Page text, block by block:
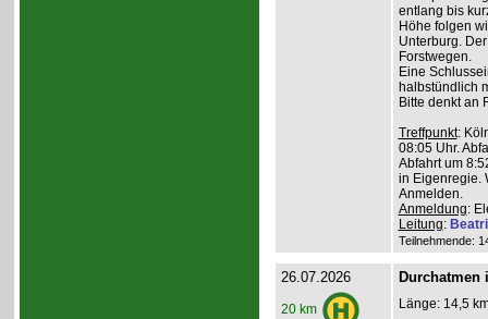
entlang bis
Höhe folgen
Unterburg.
Forstwegen.
Eine
halbstündlich
Bitte denkt an
Treffpunkt:
08:05 Uhr.
Abfahrt um
in Eigenregie.
Anmelden.
Anmeldung:
Leitung:
Teilnehmende:
26.07.2026
20 km
Durchatmen
Länge: 14,5